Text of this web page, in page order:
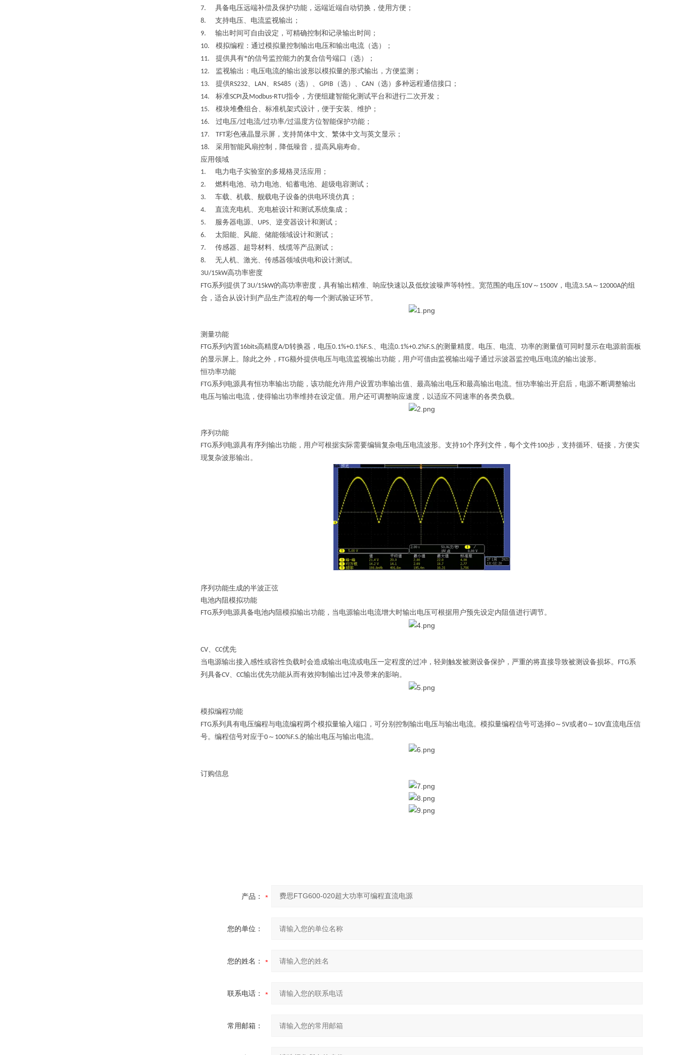
7. 具备电压远端补偿及保护功能，远端近端自动切换，使用方便；
8. 支持电压、电流监视输出；
9. 输出时间可自由设定，可精确控制和记录输出时间；
10. 模拟编程：通过模拟量控制输出电压和输出电流（选）；
11. 提供具有*的信号监控能力的复合信号端口（选）；
12. 监视输出：电压电流的输出波形以模拟量的形式输出，方便监测；
13. 提供RS232、 LAN、 RS485 （选）、 GPIB （选）、 CAN （选）多种远程通信接口；
14. 标准SCPI及 Modbus-RTU指令，方便组建智能化测试平台和进行二次开发；
15. 模块堆叠组合、标准机架式设计，便于安装、维护；
16. 过电压/过电流/过功率/过温度方位智能保护功能；
17. TFT彩色液晶显示屏，支持简体中文、繁体中文与英文显示；
18. 采用智能风扇控制，降低噪音，提高风扇寿命。
应用领域
1. 电力电子实验室的多规格灵活应用；
2. 燃料电池、动力电池、铅蓄电池、超级电容测试；
3. 车载、机载、舰载电子设备的供电环境仿真；
4. 直流充电机、充电桩设计和测试系统集成；
5. 服务器电源、 UPS、逆变器设计和测试；
6. 太阳能、风能、储能领域设计和测试；
7. 传感器、超导材料、线缆等产品测试；
8. 无人机、激光、传感器领域供电和设计测试。
3U/15kW高功率密度
FTG系列提供了 3U/15kW的高功率密度，具有输出精准、响应快速以及低纹波噪声等特性。宽范围的电压10V ～ 1500V ，电流3.5A ～ 12000A的组
合，适合从设计到产品生产流程的每一个测试验证环节。
测量功能
FTG系列内置16bits高精度A/D转换器，电压0.1%+0.1%F.S.、电流0.1%+0.2%F.S.的测量精度。电压、电流、功率的测量值可同时显示在电源前面板
的显示屏上。除此之外， FTG额外提供电压与电流监视输出功能，用户可借由监视输出端子通过示波器监控电压电流的输出波形。
恒功率功能
FTG系列电源具有恒功率输出功能，该功能允许用户设置功率输出值、最高输出电压和最高输出电流。恒功率输出开启后，电源不断调整输出
电压与输出电流，使得输出功率维持在设定值。用户还可调整响应速度，以适应不同速率的各类负载。
序列功能
FTG系列电源具有序列输出功能，用户可根据实际需要编辑复杂电压电流波形。支持10个序列文件，每个文件100步，支持循环、链接，方便实
现复杂波形输出。
序列功能生成的半波正弦
电池内阻模拟功能
FTG系列电源具备电池内阻模拟输出功能，当电源输出电流增大时输出电压可根据用户预先设定内阻值进行调节。
CV、 CC优先
当电源输出接入感性或容性负载时会造成输出电流或电压一定程度的过冲，轻则触发被测设备保护，严重的将直接导致被测设备损坏。 FTG系
列具备CV、 CC输出优先功能从而有效抑制输出过冲及带来的影响。
模拟编程功能
FTG系列具有电压编程与电流编程两个模拟量输入端口，可分别控制输出电压与输出电流。模拟量编程信号可选择0 ～ 5V或者0 ～ 10V直流电压信
号。编程信号对应于0 ～ 100%F.S.的输出电压与输出电流。
订购信息
产品：
您的单位：
您的姓名：
联系电话：
常用邮箱：